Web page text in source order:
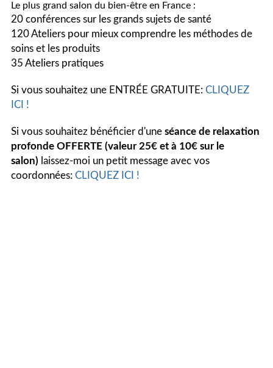
Le plus grand salon du bien-être en France :
20 conférences sur les grands sujets de santé
120 Ateliers pour mieux comprendre les méthodes de
soins et les produits
35 Ateliers pratiques
Si vous souhaitez une ENTRÉE GRATUITE: CLIQUEZ
ICI !
Si vous souhaitez bénéficier d'une séance de relaxation
profonde OFFERTE (valeur 25€ et à 10€ sur le
salon) laissez-moi un petit message avec vos
coordonnées: CLIQUEZ ICI !